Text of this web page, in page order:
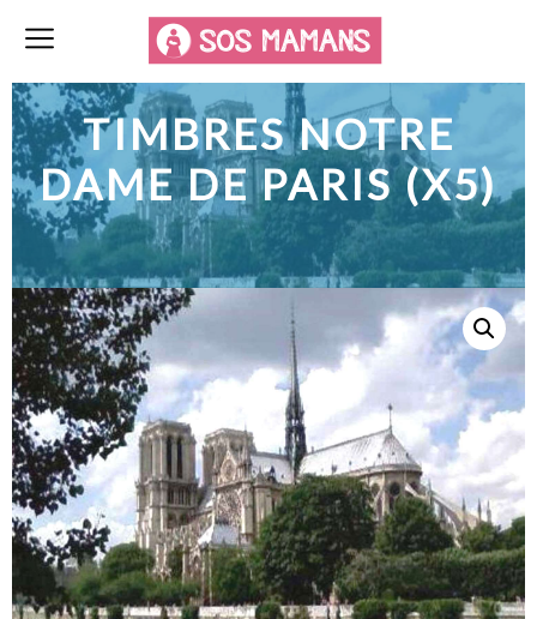
TIMBRES NOTRE
DAME DE PARIS (X5)